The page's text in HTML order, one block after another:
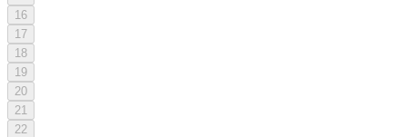
16
17
18
19
20
21
22